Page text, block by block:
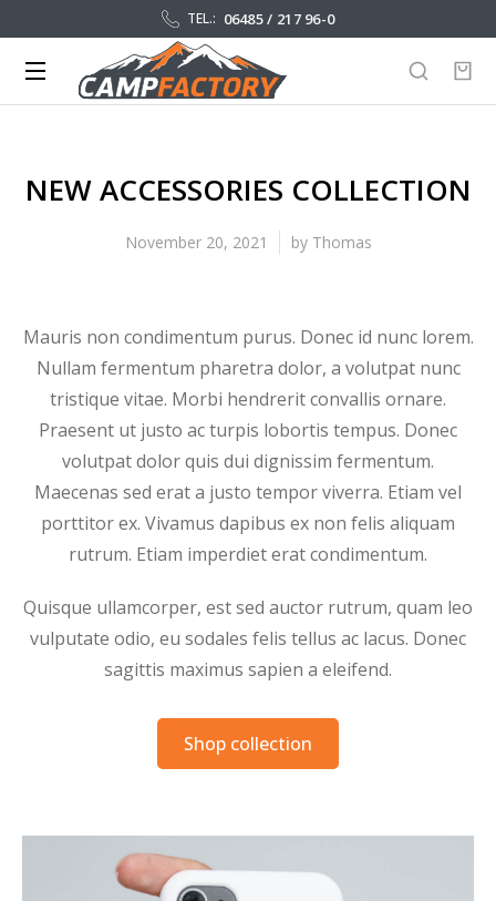
TEL.: 06485 / 217 96-0
NEW ACCESSORIES COLLECTION
November 20, 2021 byThomas
Mauris non condimentum purus. Donec id nunc lorem.
Nullam fermentum pharetra dolor, a volutpat nunc
tristique vitae. Morbi hendrerit convallis ornare.
Praesent ut justo ac turpis lobortis tempus. Donec
volutpat dolor quis dui dignissim fermentum.
Maecenas sed erat a justo tempor viverra. Etiam vel
porttitor ex. Vivamus dapibus ex non felis aliquam
rutrum. Etiam imperdiet erat condimentum.
Quisque ullamcorper, est sed auctor rutrum, quam leo
vulputate odio, eu sodales felis tellus ac lacus. Donec
sagittis maximus sapien a eleifend.
Shop collection